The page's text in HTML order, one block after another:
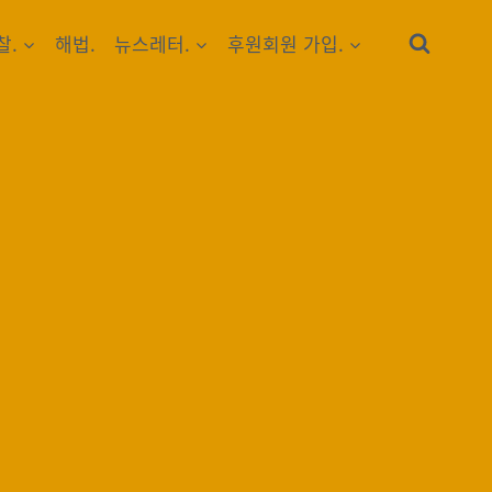
. 해법. 뉴스레터. 후원회원 가입.